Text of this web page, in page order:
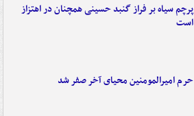
پرچم سیاه بر فراز گنبد حسینی همچنان در اهتزاز
است
حرم امیرالمومنین محیای آخر صفر شد